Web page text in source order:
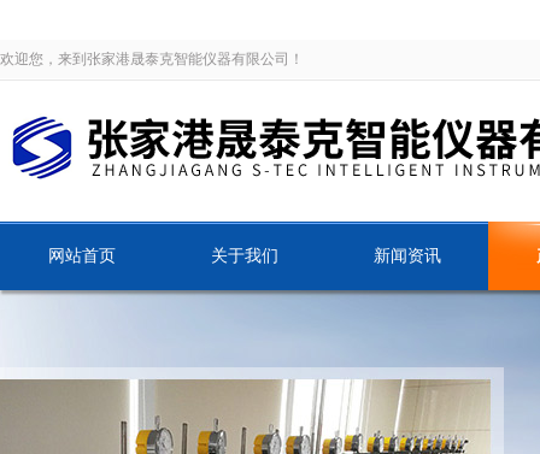
欢迎您，来到张家港晟泰克智能仪器有限公司！
网站首页 关于我们 新闻资讯